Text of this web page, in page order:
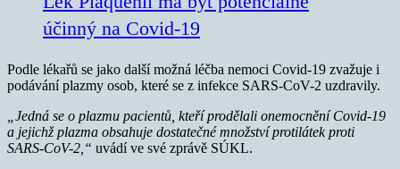
účinný na Covid-19
Podle lékařů se jako další možná léčba nemoci Covid-19 zvažuje i
podávání plazmy osob, které se z infekce SARS-CoV-2 uzdravily.
„Jedná se o plazmu pacientů, kteří prodělali onemocnění Covid-19
a jejichž plazma obsahuje dostatečné množství protilátek proti
SARS-CoV-2,“ uvádí ve své zprávě SÚKL.